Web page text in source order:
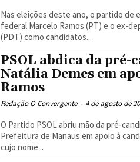
Nas eleições deste ano, o partido de
federal Marcelo Ramos (PT) e o ex-
(PDT) como candidatos...
PSOL abdica da pré-
Natália Demes em
Ramos
Redação O Convergente - 4 de agosto de
O Partido PSOL abriu mão da pré-
Prefeitura de Manaus em apoio à
cujo nome...